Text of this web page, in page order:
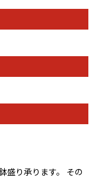
盛り承ります。 その